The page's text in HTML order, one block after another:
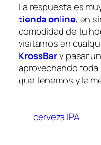
La respuesta es
tienda online, en
comodidad de tu
visitarnos en
KrossBary pasar
aprovechando toda
que tenemos y la
cerveza IPA